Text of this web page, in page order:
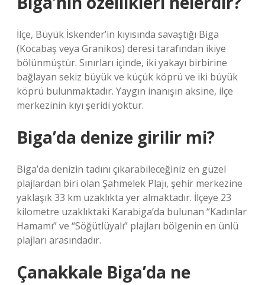
İlçe, Büyük İskender’in kıyısında savaştığı Biga
(Kocabaş veya Granikos) deresi tarafından ikiye
bölünmüştür. Sınırları içinde, iki yakayı birbirine
bağlayan sekiz büyük ve küçük köprü ve iki büyük
köprü bulunmaktadır. Yaygın inanışın aksine, ilçe
merkezinin kıyı şeridi yoktur.
Biga’da denize girilir mi?
Biga’da denizin tadını çıkarabileceğiniz en güzel
plajlardan biri olan Şahmelek Plajı, şehir merkezine
yaklaşık 33 km uzaklıkta yer almaktadır. İlçeye 23
kilometre uzaklıktaki Karabiga’da bulunan “Kadınlar
Hamamı” ve “Söğütlüyalı” plajları bölgenin en ünlü
plajları arasındadır.
Çanakkale Biga’da ne